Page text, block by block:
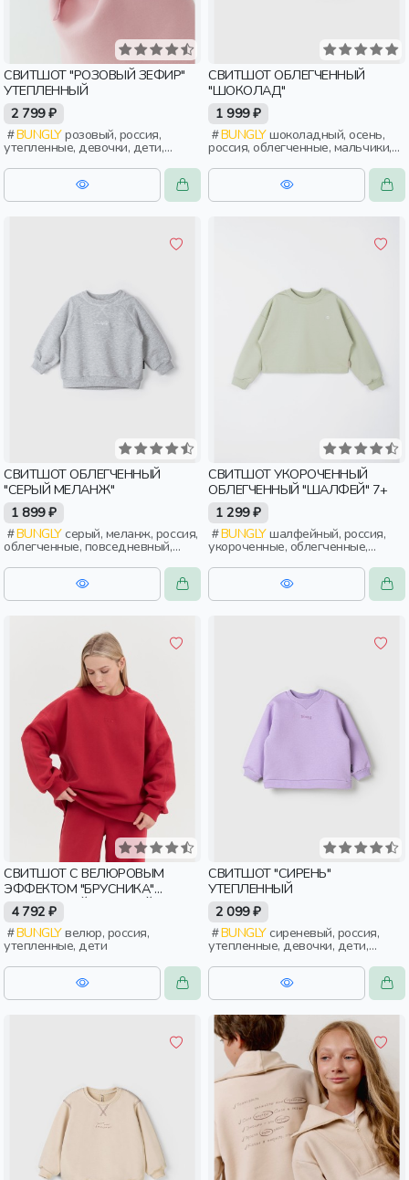
СВИТШОТ "РОЗОВЫЙ ЗЕФИР"
УТЕПЛЕННЫЙ
2 799 ₽
BUNGLYрозовый, россия,
утепленные, девочки, дети,
малыши, дошкольники
СВИТШОТ ОБЛЕГЧЕННЫЙ
"ШОКОЛАД"
1 999 ₽
BUNGLYшоколадный, осень,
россия, облегченные, мальчики,
дети, малыши, дошкольники
СВИТШОТ ОБЛЕГЧЕННЫЙ
"СЕРЫЙ МЕЛАНЖ"
1 899 ₽
BUNGLYсерый, меланж, россия,
облегченные, повседневный,
дошкольники
СВИТШОТ УКОРОЧЕННЫЙ
ОБЛЕГЧЕННЫЙ "ШАЛФЕЙ" 7+
1 299 ₽
BUNGLYшалфейный, россия,
укороченные, облегченные,
девочки, дети, школьники,
подростки
СВИТШОТ С ВЕЛЮРОВЫМ
ЭФФЕКТОМ "БРУСНИКА"
УТЕПЛЕННЫЙ ЖЕНСКИЙ
4 792 ₽
BUNGLYвелюр, россия,
утепленные, дети
СВИТШОТ "СИРЕНЬ"
УТЕПЛЕННЫЙ
2 099 ₽
BUNGLYсиреневый, россия,
утепленные, девочки, дети,
малыши, дошкольники